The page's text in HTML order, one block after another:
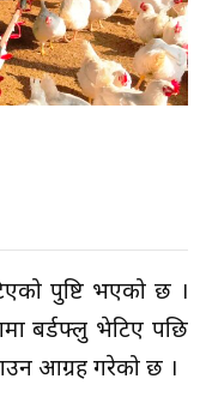
पुष्टि भएको छ ।
बर्डफ्लु भेटिए पछि
आग्रह गरेको छ ।